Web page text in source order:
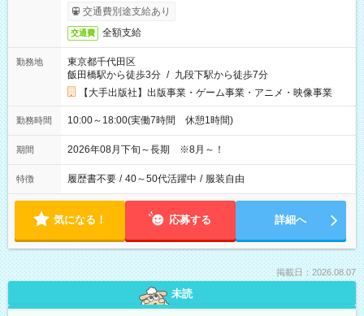
交通費別途支給あり
交通費 全額支給
勤務地
東京都千代田区
飯田橋駅から徒歩3分 / 九段下駅から徒歩7分
【大手出版社】出版事業・ゲーム事業・アニメ・映像事業
勤務時間 10:00～18:00(実働7時間 休憩1時間)
期間 2026年08月下旬～長期 ※8月～！
特徴 履歴書不要 / 40～50代活躍中 / 服装自由
気になる！ 応募する 詳細へ
掲載日：2026.08.07
未読